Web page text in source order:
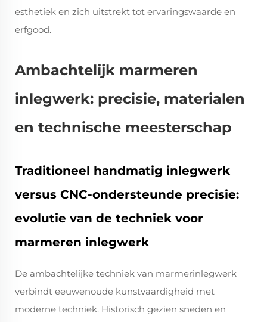
esthetiek en zich uitstrekt tot ervaringswaarde en
erfgood.
Ambachtelijk marmeren
inlegwerk: precisie, materialen
en technische meesterschap
Traditioneel handmatig inlegwerk
versus CNC-ondersteunde precisie:
evolutie van de techniek voor
marmeren inlegwerk
De ambachtelijke techniek van marmerinlegwerk
verbindt eeuwenoude kunstvaardigheid met
moderne techniek. Historisch gezien sneden en